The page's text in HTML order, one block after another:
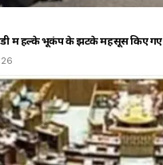
में हल्के भूकंप के झटके महसूस किए गए